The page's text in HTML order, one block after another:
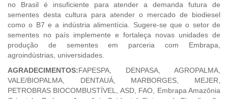
no Brasil é insuficiente para atender a demanda futura de
sementes desta cultura para atender o mercado de biodiesel
como o B7 e a indústria alimentícia. Sugere-se que o setor de
sementes no país implemente e fortaleça novas unidades de
produção de sementes em parceria com Embrapa,
agroindústrias, universidades.
AGRADECIMENTOS:FAPESPA, DENPASA, AGROPALMA,
VALE/BIOPALMA, DENTAUÁ, MARBORGES, MEJER,
PETROBRAS BIOCOMBUSTÍVEL, ASD, FAO, Embrapa Amazônia